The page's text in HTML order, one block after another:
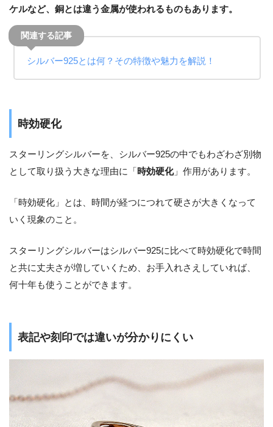
ケルなど、銅とは違う金属が使われるものもあります。
シルバー925とは何？その特徴や魅力を解説！
時効硬化
スターリングシルバーを、シルバー925の中でもわざわざ別物
として取り扱う大きな理由に「時効硬化」作用があります。
「時効硬化」とは、時間が経つにつれて硬さが大きくなって
いく現象のこと。
スターリングシルバーはシルバー925に比べて時効硬化で時間
と共に丈夫さが増していくため、お手入れさえしていれば、
何十年も使うことができます。
表記や刻印では違いが分かりにくい